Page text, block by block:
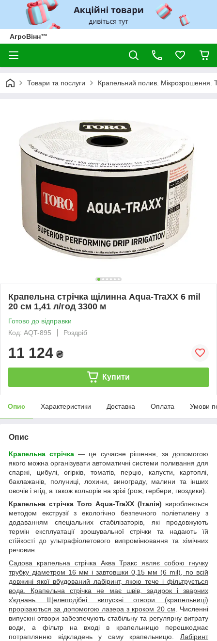
АгроВінн™
Товари та послуги Крапельний полив. Мікрозрошення.
Крапельна стрічка щілинна Aqua-TraXX 6 mil
20 см 1,41 л/год 3300 м
Готово до відправки
Код: AQT-895
Роздріб
11 124 ₴
Купити
Опис Характеристики Доставка Оплата Умови
Опис
Крапельна стрічка — це сучасне рішення, за допомогою
якого можна організувати автоматичні системи поливання для
спаржі, цибулі, огірків, томатів, перцю, капусти, картоплі,
баклажанів, полуниці, лохини, винограду, малини та інших
овочів і ягід, а також кольорів на зрізі (рож, гербери, гвоздики).
Крапельна стрічка Toro Aqua-TraXX (Італія) виробляється
методом екструзії з екологічно безпечного поліетилену з
додаванням спеціальних стабілізаторів, які продовжують
термін експлуатації зрошувальної стрічки та надають їй
стійкості до ультрафіолетового випромінювання та хімічних
речовин.
Садова крапельна стрічка Аква Тракс являє собою гнучку
трубку діаметром 16 мм і завтовшки 0,15 мм (6 mil), по всій
довжині якої вбудований лабіринт, якою тече і фільтрується
вода. Крапельна стрічка не має швів, задирок і зварних
з'єднань. Щелеподібні випускні отвори (крапельниці)
прорізаються за допомогою лазера з кроком 20 см . Численні
випускні отвори забезпечують стабільну та регулярну витрату
води, а фільтр на вході в крапельницю перешкоджає
потраплянню відкладень у саму крапельницю. Лабіринт